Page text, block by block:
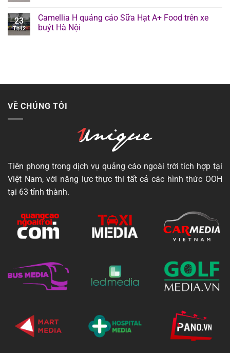
23
Th12
Camellia H quảng cáo Sữa Hạt A+ Food trên xe
buýt Hà Nội
VỀ CHÚNG TÔI
Tiên phong trong dịch vụ quảng cáo ngoài trời tích hợp tại
Việt Nam, với năng lực thực thi tất cả các hình thức OOH
tại 63 tỉnh thành.